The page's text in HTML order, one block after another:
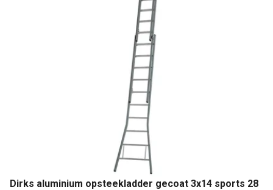
Dirks aluminium opsteekladder gecoat 3x14 sports 28